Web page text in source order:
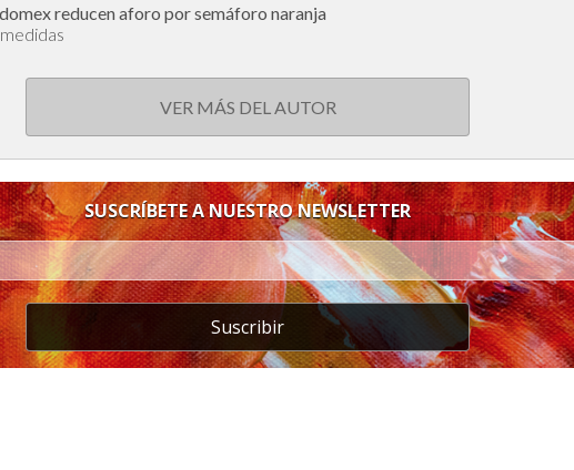
reducen aforo por semáforo naranja
VER MÁS DEL AUTOR
SUSCRÍBETE A NUESTRO NEWSLETTER
Suscribir